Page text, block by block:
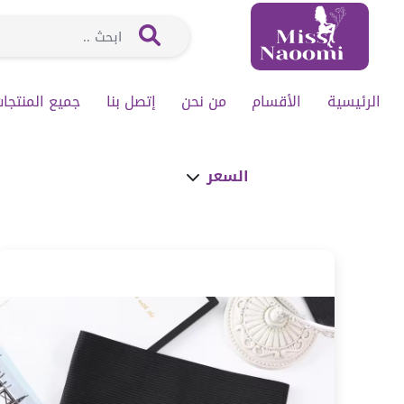
الرئيسية الأقسام من نحن إتصل بنا جميع
السعر